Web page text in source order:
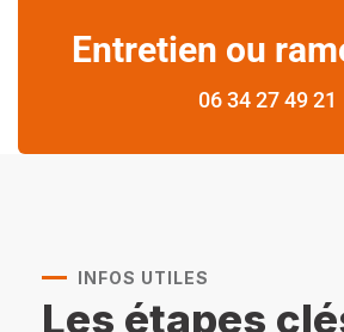
Entretien ou
06 34 27 49 21
INFOS UTILES
Les étapes